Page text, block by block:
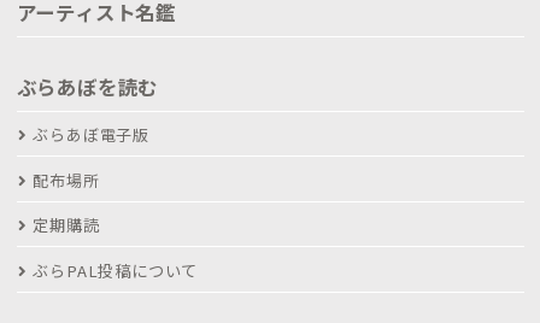
アーティスト名鑑
ぶらあぼを読む
ぶらあぼ電子版
配布場所
定期購読
ぶらPAL投稿について